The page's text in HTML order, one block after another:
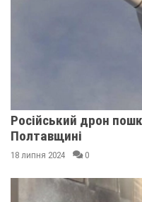
Російський дрон
Полтавщині
18 липня 2024 0